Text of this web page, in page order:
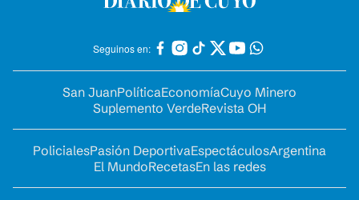
Seguinos en:
San JuanPolíticaEconomíaCuyo Minero
Suplemento VerdeRevista OH
PolicialesPasión DeportivaEspectáculosArgentina
El MundoRecetasEn las redes